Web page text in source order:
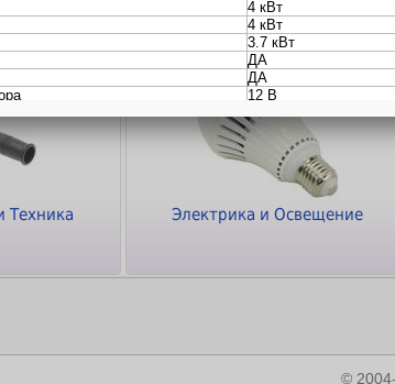
Техника Электрика и Освещение
©